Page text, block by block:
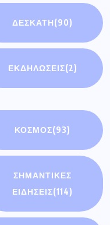
ΔΕΣΚΑΤΗ(90)
ΕΚΔΗΛΩΣΕΙΣ(2)
ΚΟΣΜΟΣ(93)
ΣΗΜΑΝΤΙΚΈΣ
ΕΙΔΉΣΕΙΣ(114)